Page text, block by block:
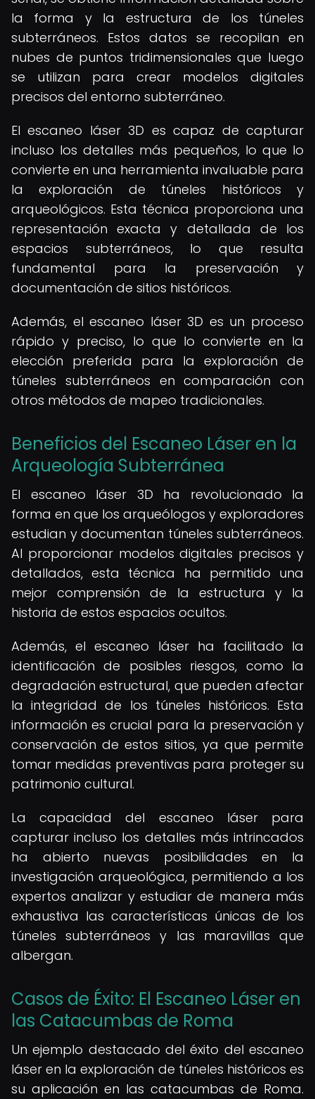
la forma y la estructura de los túneles
subterráneos. Estos datos se recopilan en
nubes de puntos tridimensionales que luego
se utilizan para crear modelos digitales
precisos del entorno subterráneo.
El escaneo láser 3D es capaz de capturar
incluso los detalles más pequeños, lo que lo
convierte en una herramienta invaluable para
la exploración de túneles históricos y
arqueológicos. Esta técnica proporciona una
representación exacta y detallada de los
espacios subterráneos, lo que resulta
fundamental para la preservación y
documentación de sitios históricos.
Además, el escaneo láser 3D es un proceso
rápido y preciso, lo que lo convierte en la
elección preferida para la exploración de
túneles subterráneos en comparación con
otros métodos de mapeo tradicionales.
Beneficios del Escaneo Láser en la
Arqueología Subterránea
El escaneo láser 3D ha revolucionado la
forma en que los arqueólogos y exploradores
estudian y documentan túneles subterráneos.
Al proporcionar modelos digitales precisos y
detallados, esta técnica ha permitido una
mejor comprensión de la estructura y la
historia de estos espacios ocultos.
Además, el escaneo láser ha facilitado la
identificación de posibles riesgos, como la
degradación estructural, que pueden afectar
la integridad de los túneles históricos. Esta
información es crucial para la preservación y
conservación de estos sitios, ya que permite
tomar medidas preventivas para proteger su
patrimonio cultural.
La capacidad del escaneo láser para
capturar incluso los detalles más intrincados
ha abierto nuevas posibilidades en la
investigación arqueológica, permitiendo a los
expertos analizar y estudiar de manera más
exhaustiva las características únicas de los
túneles subterráneos y las maravillas que
albergan.
Casos de Éxito: El Escaneo Láser en
las Catacumbas de Roma
Un ejemplo destacado del éxito del escaneo
láser en la exploración de túneles históricos es
su aplicación en las catacumbas de Roma.